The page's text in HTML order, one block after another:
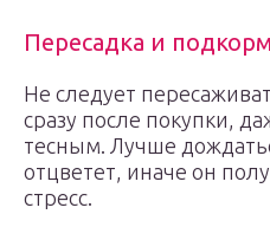
Пересадка и
Не следует
сразу после покупки,
тесным. Лучше
отцветет, иначе он
стресс.